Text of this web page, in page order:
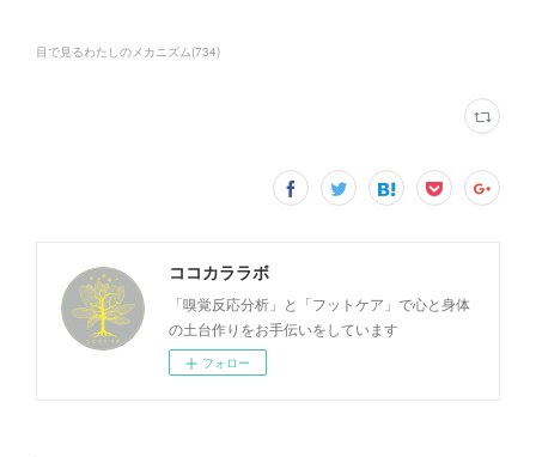
目で見るわたしのメカニズム(734)
ココカララボ
「嗅覚反応分析」と「フットケア」で心と身体
の土台作りをお手伝いをしています
フォロー